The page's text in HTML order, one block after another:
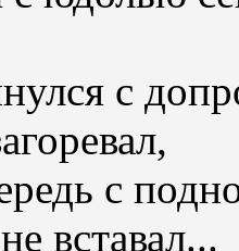
с
с
вставал...